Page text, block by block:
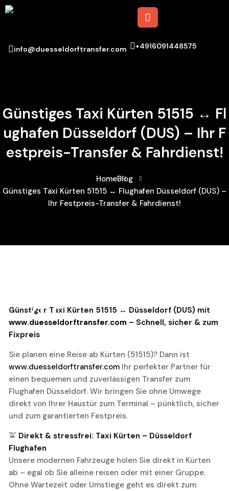
info@duesseldorftransfer.com +4916091448575
Günstiges Taxi Kürten 51515 ↔ Fl
Ughafen Düsseldorf (DUS) – Ihr F
Estpreis-Transfer & Fahrdienst!
HomeBlog
Günstiges Taxi Kürten 51515 ↔ Flughafen Düsseldorf (DUS) –
Ihr Festpreis-Transfer & Fahrdienst!
20
November, 2025
Günstiger Taxi Kürten 51515 ↔ Düsseldorf (DUS) mit
www.duesseldorftransfer.com – Schnell, sicher & zum
Fixpreis
Sie planen eine Reise ab Kürten (51515)? Dann ist
www.duesseldorftransfer.com Ihr perfekter Partner für
einen bequemen und zuverlässigen Transfer zum
Flughafen Düsseldorf. Wir bringen Sie ohne Umwege
direkt von Ihrer Haustür zum Terminal – pünktlich, sicher
und zum garantierten Festpreis.
🚖 Direkt & stressfrei: Taxi Kürten – Düsseldorf
Flughafen
Unsere modernen Fahrzeuge holen Sie direkt in Kürten
ab – egal ob Sie alleine reisen oder mit einer Gruppe.
Ohne Wartezeit oder Umstiege geht es direkt zum